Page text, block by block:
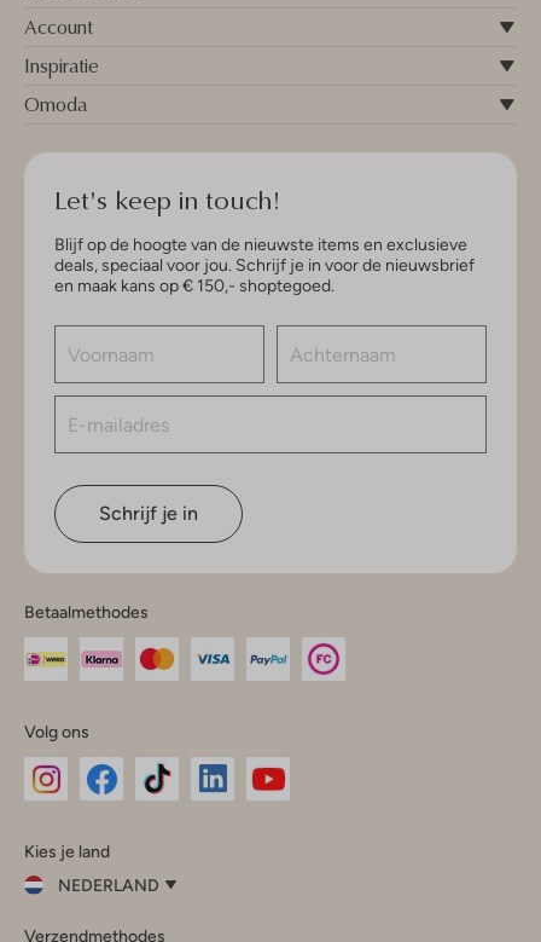
Account
Inspiratie
Omoda
Let's keep in touch!
Blijf op de hoogte van de nieuwste items en exclusieve
deals, speciaal voor jou. Schrijf je in voor de nieuwsbrief
en maak kans op € 150,- shoptegoed.
Schrijf je in
Betaalmethodes
Volg ons
InstagramFacebook
Kies je land
NEDERLAND
je
Verzendmethodes